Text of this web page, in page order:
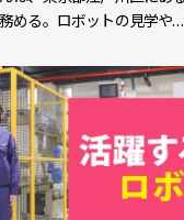
める。ロボットの見学や